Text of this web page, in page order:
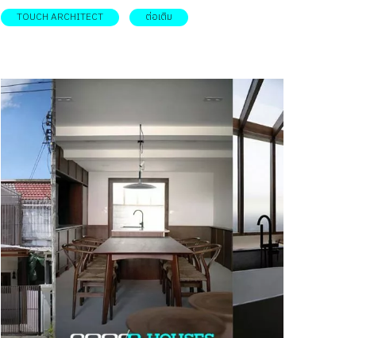
1 ท่าน จึงทำให้บ้านขนาด 150 ตารางเมตร เดิมนั้น
อยู่จึงเกิดขึ้น เป็นส่วนต่อเติมที่เข้ามาเติมเต็มทั้งการ
ใช้งาน และเสริมให้บ้านเดิมนั้นกลายเป็นบ้านแฝด
สองหลังที่ลงตัวทั้งรูปลักษณ์และการใช้ชีวิต บ้านบน
พื้นที่สวนเดิม ผู้ที่เข้ามารับหน้าที่ออกแบบต่อเติม
บ้านหลังนี้คือ TOUCH Architect สิ่งที่ถูกและพื้นที่ที่
ถูกนำมาใช้ในการสร้างบ้านอีกหลังก็คือพื้นที่
สามเหลี่ยมทางทิศตะวันออกของบ้านที่เดิมเคยเป็น
พื้นที่สวนเดิมนั่นเอง ทุกที่ในบ้านคือPlaygroundของ
เด็กๆ การออกแบบนั้น เน้นการใช้งานสำหรับเหล่า
เด็ก ๆ ที่จะได้มีพื้นที่เล่น เรียนรู้ และเติบโตไปพร้อม
ๆ กับบ้าน บ้านหลังใหม่นี้จึงเป็นบ้านที่มีพื้นที่แคบ
TOUCH ARCHITECT ต่อเติม